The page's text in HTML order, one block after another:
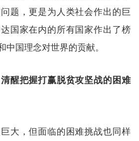
题，更是为人类社会作出的巨
国家在内的所有国家作出了榜
国理念对世界的贡献。
醒把握打赢脱贫攻坚战的困难
，但面临的困难挑战也同样